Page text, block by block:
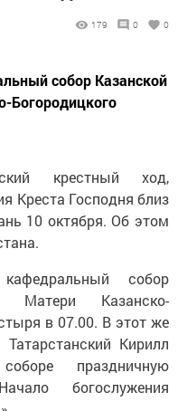
Богородицкого
Креста Господня близ
10 октября. Об этом
Матери Казанско-
в 07.00. В этот же
Кирилл
праздничную
богослужения